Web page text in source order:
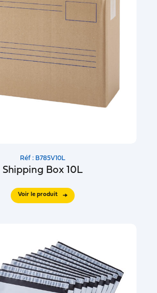
Réf : B785V10L
Shipping Box 10L
Voir le produit